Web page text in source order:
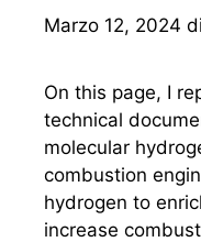
Marzo 12, 2024 di
On this page, I
technical
molecular
combustion
hydrogen to
increase